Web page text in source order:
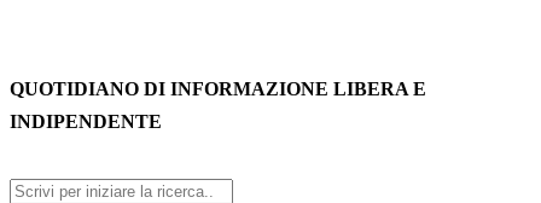
QUOTIDIANO DI INFORMAZIONE LIBERA E
INDIPENDENTE